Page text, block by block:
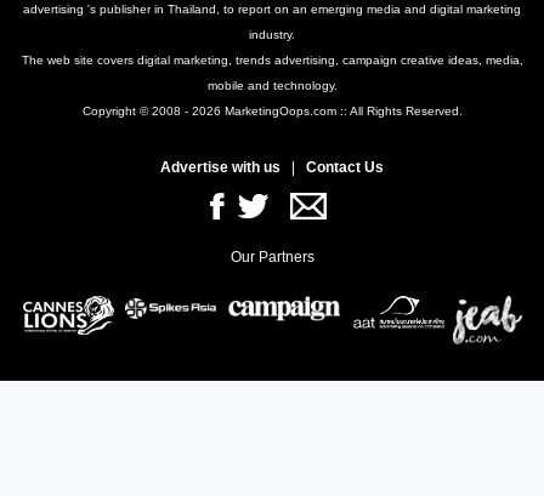
advertising 's publisher in Thailand, to report on an emerging media and digital marketing
industry.
The web site covers digital marketing, trends advertising, campaign creative ideas, media,
mobile and technology.
Copyright © 2008 - 2026 MarketingOops.com :: All Rights Reserved.
Advertise with us | Contact Us
Our Partners